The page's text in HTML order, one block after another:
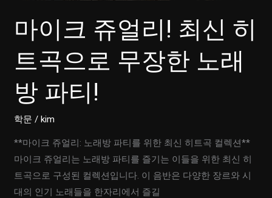
마이크 쥬얼리! 최신 히
트곡으로 무장한 노래
방 파티!
학문 /kim
**마이크 쥬얼리: 노래방 파티를 위한 최신 히트곡 컬렉션**
마이크 쥬얼리는 노래방 파티를 즐기는 이들을 위한 최신 히
트곡으로 구성된 컬렉션입니다. 이 음반은 다양한 장르와 시
대의 인기 노래들을 한자리에서 즐길